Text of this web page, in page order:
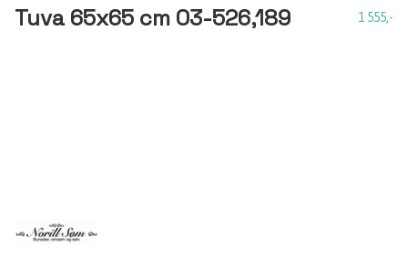
Tuva 65x65 cm 03-526,189 1 555,-